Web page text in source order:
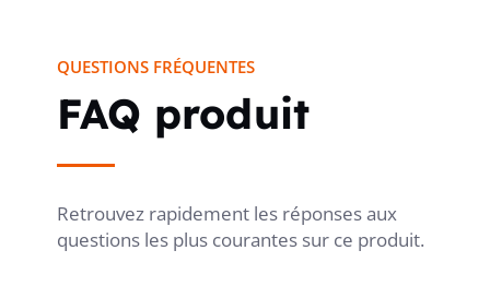
RÉSISTANCE AU CHOC
LARGEUR
HAUTEUR 83 mm
QUESTIONS FRÉQUENTES
FAQ produit
Retrouvez rapidement les réponses aux
questions les plus courantes sur ce produit.